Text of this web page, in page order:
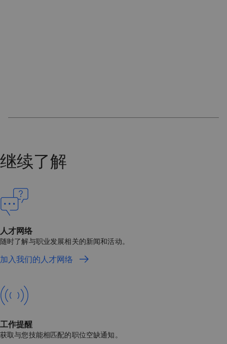
继续了解
人才网络
随时了解与职业发展相关的新闻和活动。
加入我们的人才网络
工作提醒
获取与您技能相匹配的职位空缺通知。